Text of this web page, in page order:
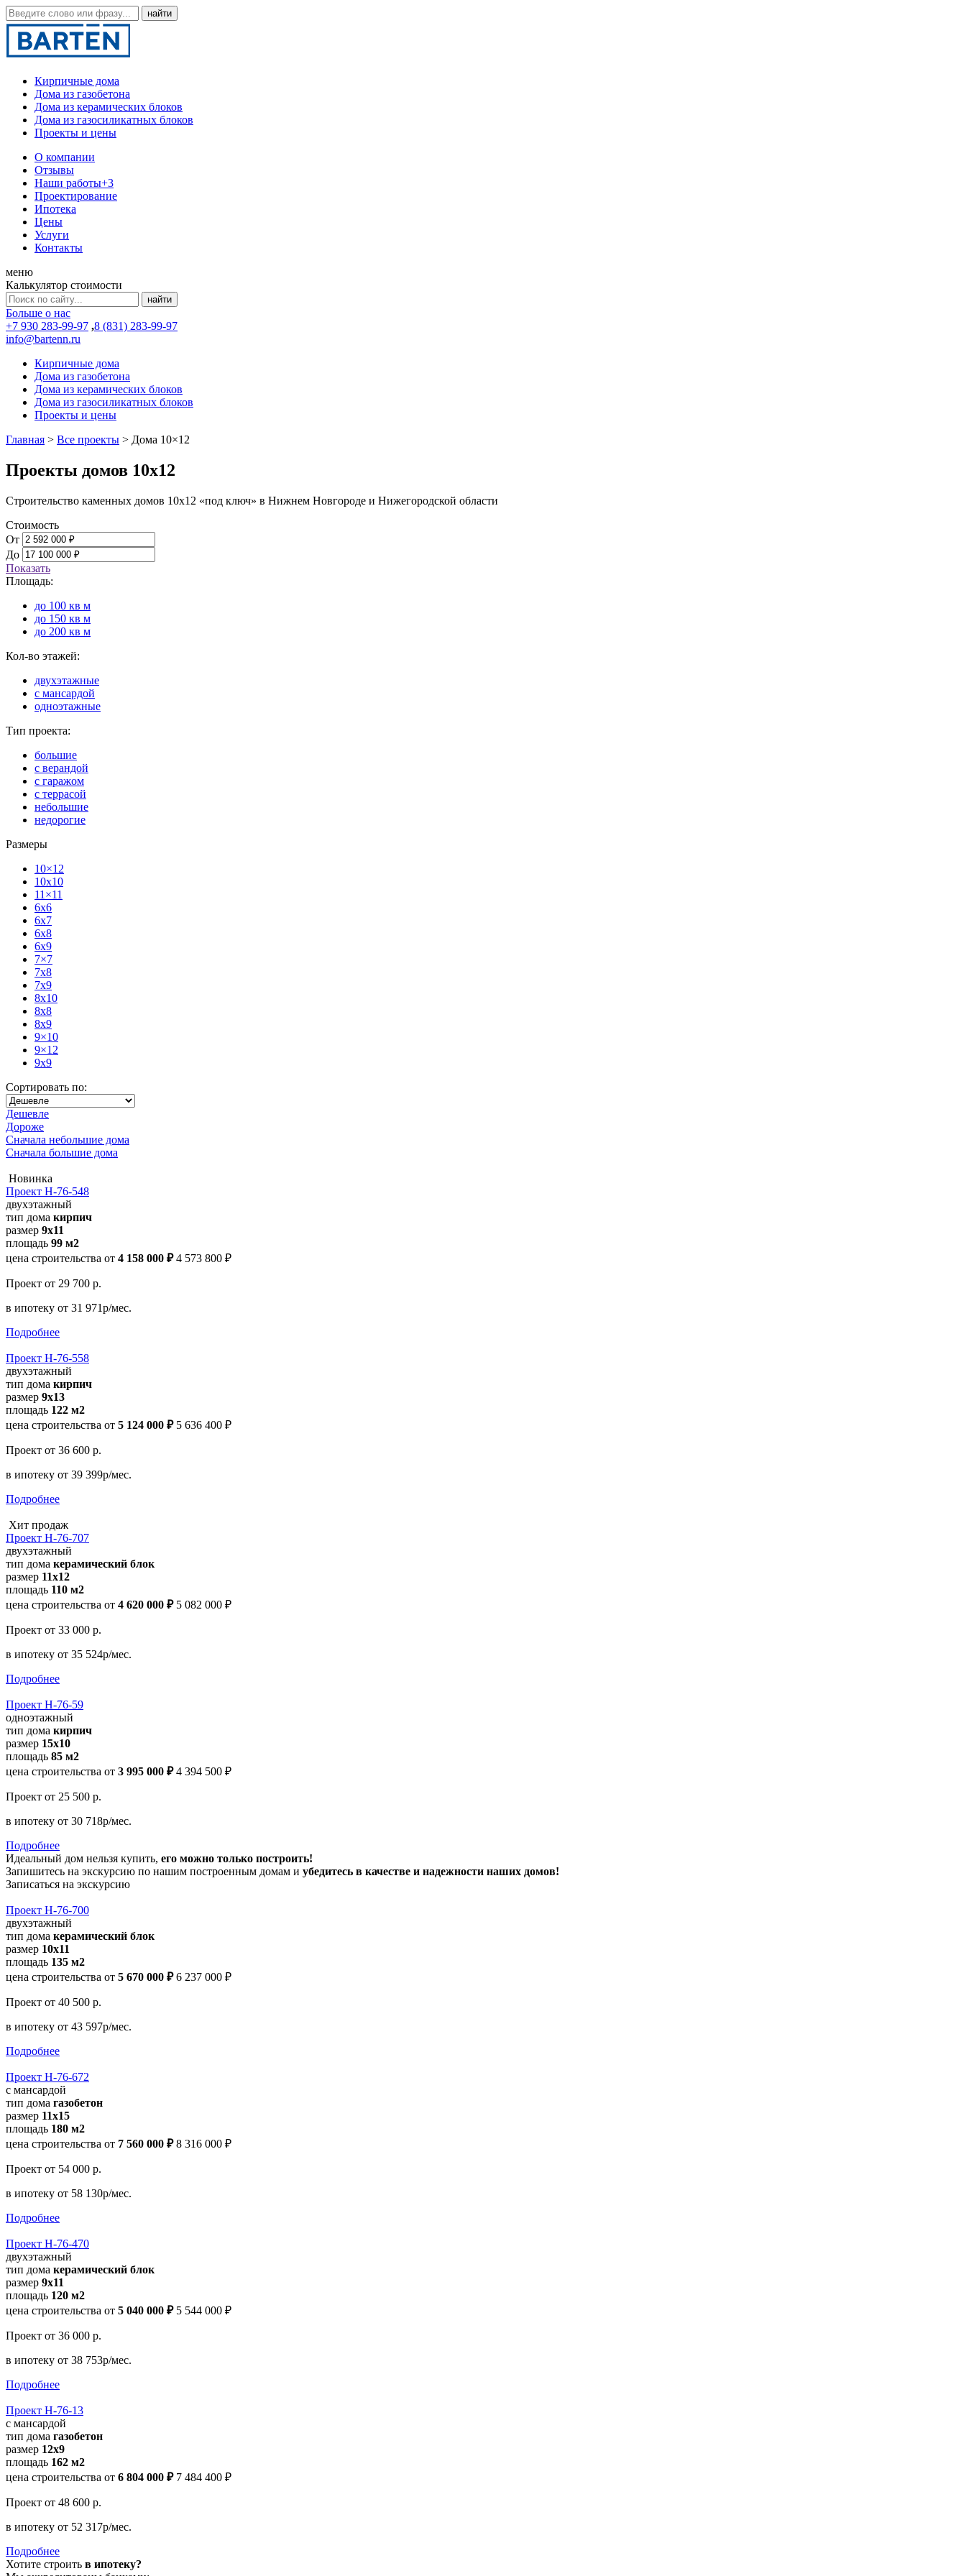
Кирпичные дома
Дома из газобетона
Дома из керамических блоков
Дома из газосиликатных блоков
Проекты и цены
О компании
Отзывы
Наши работы+3
Проектирование
Ипотека
Цены
Услуги
Контакты
меню
Калькулятор стоимости
Больше о нас
+7 930 283-99-97 ,8 (831) 283-99-97
info@bartenn.ru
Кирпичные дома
Дома из газобетона
Дома из керамических блоков
Дома из газосиликатных блоков
Проекты и цены
Главная > Все проекты > Дома 10×12
Проекты домов 10х12
Строительство каменных домов 10х12 «под ключ» в Нижнем Новгороде и Нижегородской области
Стоимость
От
До
Показать
Площадь:
до 100 кв м
до 150 кв м
до 200 кв м
Кол-во этажей:
двухэтажные
с мансардой
одноэтажные
Тип проекта:
большие
с верандой
с гаражом
с террасой
небольшие
недорогие
Размеры
10×12
10x10
11×11
6x6
6x7
6x8
6x9
7×7
7x8
7x9
8x10
8x8
8x9
9×10
9×12
9x9
Сортировать по:
Дешевле
Дороже
Сначала небольшие дома
Сначала большие дома
Новинка
Проект Н-76-548
двухэтажный
тип дома кирпич
размер 9х11
площадь 99 м2
цена строительства от 4 158 000 ₽ 4 573 800 ₽
Проект от 29 700 р.
в ипотеку от 31 971р/мес.
Подробнее
Проект Н-76-558
двухэтажный
тип дома кирпич
размер 9х13
площадь 122 м2
цена строительства от 5 124 000 ₽ 5 636 400 ₽
Проект от 36 600 р.
в ипотеку от 39 399р/мес.
Подробнее
Хит продаж
Проект Н-76-707
двухэтажный
тип дома керамический блок
размер 11x12
площадь 110 м2
цена строительства от 4 620 000 ₽ 5 082 000 ₽
Проект от 33 000 р.
в ипотеку от 35 524р/мес.
Подробнее
Проект Н-76-59
одноэтажный
тип дома кирпич
размер 15x10
площадь 85 м2
цена строительства от 3 995 000 ₽ 4 394 500 ₽
Проект от 25 500 р.
в ипотеку от 30 718р/мес.
Подробнее
Идеальный дом нельзя купить, его можно только построить!
Запишитесь на экскурсию по нашим построенным домам и убедитесь в качестве и надежности наших домов!
Записаться на экскурсию
Проект Н-76-700
двухэтажный
тип дома керамический блок
размер 10x11
площадь 135 м2
цена строительства от 5 670 000 ₽ 6 237 000 ₽
Проект от 40 500 р.
в ипотеку от 43 597р/мес.
Подробнее
Проект Н-76-672
с мансардой
тип дома газобетон
размер 11x15
площадь 180 м2
цена строительства от 7 560 000 ₽ 8 316 000 ₽
Проект от 54 000 р.
в ипотеку от 58 130р/мес.
Подробнее
Проект Н-76-470
двухэтажный
тип дома керамический блок
размер 9х11
площадь 120 м2
цена строительства от 5 040 000 ₽ 5 544 000 ₽
Проект от 36 000 р.
в ипотеку от 38 753р/мес.
Подробнее
Проект Н-76-13
с мансардой
тип дома газобетон
размер 12x9
площадь 162 м2
цена строительства от 6 804 000 ₽ 7 484 400 ₽
Проект от 48 600 р.
в ипотеку от 52 317р/мес.
Подробнее
Хотите строить в ипотеку?